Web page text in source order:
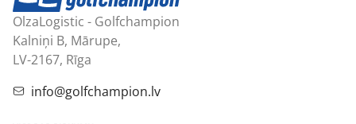
OlzaLogistic - Golfchampion
Kalniņi B, Mārupe,
LV-2167, Rīga
info@golfchampion.lv